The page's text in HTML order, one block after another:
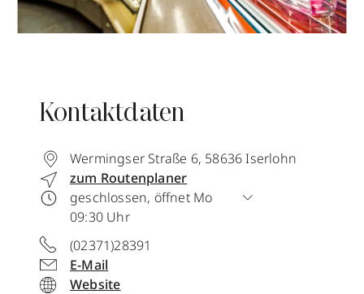
Kontaktdaten
Wermingser Straße 6, 58636 Iserlohn
zum Routenplaner
geschlossen, öffnet Mo
09:30 Uhr
(02371)28391
E-Mail
Website